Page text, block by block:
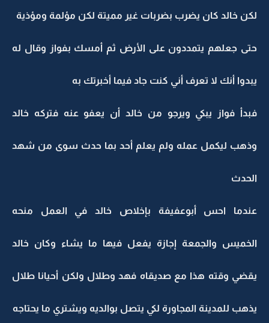
لكن خالد كان يضرب بضربات غير مميتة لكن مؤلمة ومؤذية
حتى جعلهم يتمددون على الأرض ثم أمسك بفواز وقال له
يبدوا أنك لا تعرف أني كنت جاد فيما أخبرتك به
فبدأ فواز يبكي ويرجو من خالد أن يعفو عنه فتركه خالد
وذهب ليكمل عمله ولم يعلم أحد بما حدث سوى من شهد
الحدث
عندما احس أبوعفيفة بإخلاص خالد في العمل منحه
الخميس والجمعة إجازة يفعل فيها ما يشاء وكان خالد
يقضي وقته هذا مع صديقاه فهد وطلال ولكن أحيانا طلال
يذهب للمدينة المجاورة لكي يتصل بوالديه ويشتري ما يحتاجه